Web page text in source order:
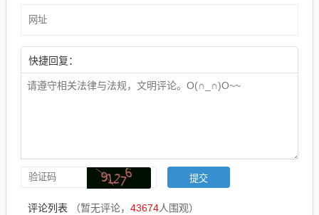
快捷回复：
评论列表 （暂无评论， 43674人围观）